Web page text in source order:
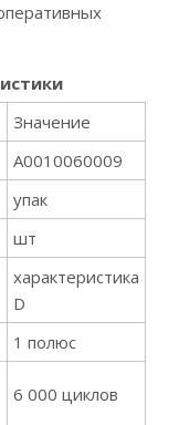
Значение
А0010060009
упак
шт
характеристика
D
1 полюс
6 000 циклов